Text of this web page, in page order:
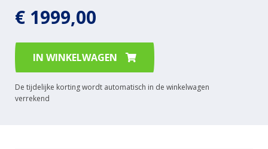
€ 1999,00
IN WINKELWAGEN
De tijdelijke korting wordt automatisch in de winkelwagen
verrekend